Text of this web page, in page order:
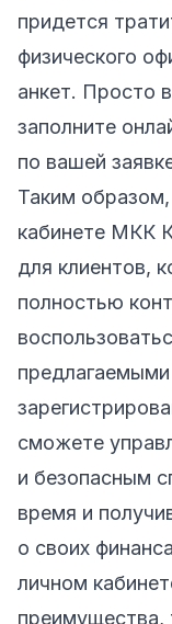
придется
физического
анкет. Просто
заполните
по вашей
Таким
кабинете МКК
для клиентов,
полностью
сможете
и безопасным
время и
о своих
личном
преимущества,